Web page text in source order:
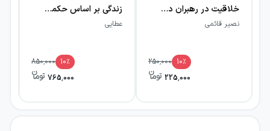
خلاقیت در رهبران دیوانه
نصیر قائمی
250,000 10٪
225,000
زندگی بر اساس حکمت تائو
عطایی
850,000 10٪
765,000